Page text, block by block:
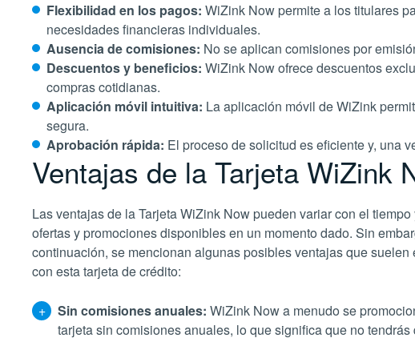
Flexibilidad en los pagos: WiZink Now permite a los titulares
necesidades financieras individuales.
Ausencia de comisiones: No se aplican comisiones por
Descuentos y beneficios: WiZink Now ofrece descuentos
compras cotidianas.
Aplicación móvil intuitiva: La aplicación móvil de WiZink
segura.
Aprobación rápida: El proceso de solicitud es eficiente y, una
Ventajas de la Tarjeta WiZink
Las ventajas de la Tarjeta WiZink Now pueden variar con el
ofertas y promociones disponibles en un momento dado. Sin
continuación, se mencionan algunas posibles ventajas que suelen
con esta tarjeta de crédito:
Sin comisiones anuales: WiZink Now a menudo se
tarjeta sin comisiones anuales, lo que significa que no tendrás